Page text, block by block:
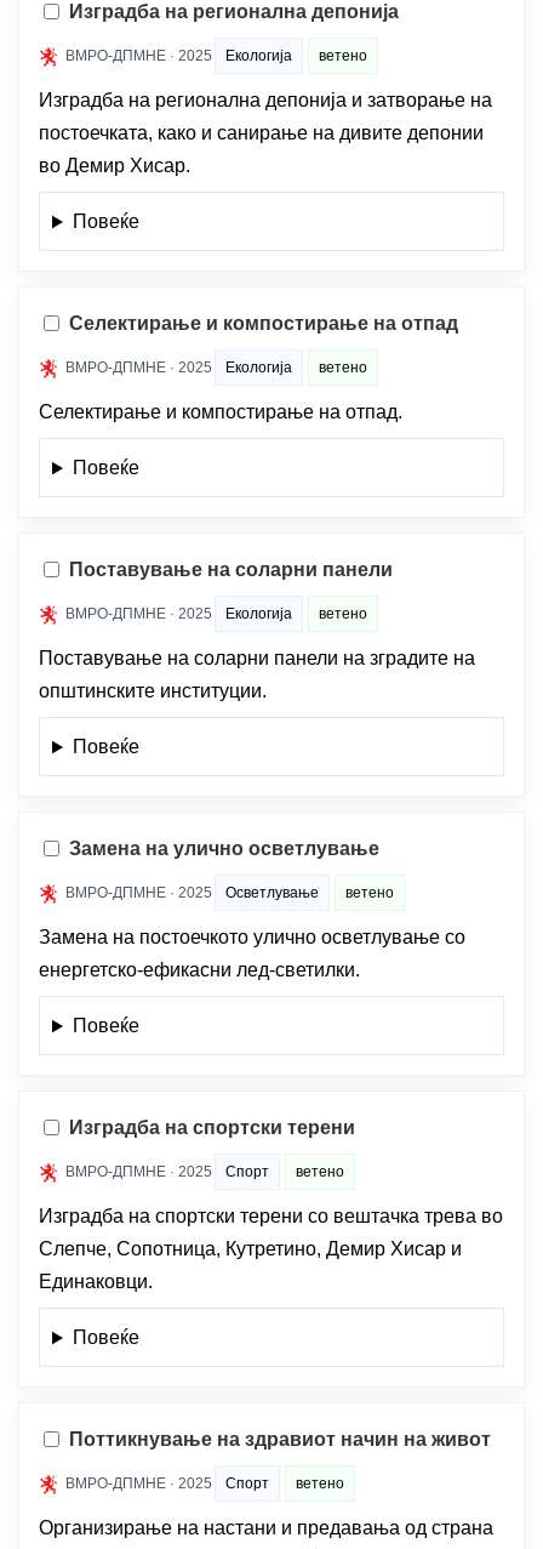
Изградба на регионална депонија
ВМРО-ДПМНЕ · 2025 Екологија ветено
Изградба на регионална депонија и затворање на
постоечката, како и санирање на дивите депонии
во Демир Хисар.
Повеќе
Селектирање и компостирање на отпад
ВМРО-ДПМНЕ · 2025 Екологија ветено
Селектирање и компостирање на отпад.
Повеќе
Поставување на соларни панели
ВМРО-ДПМНЕ · 2025 Екологија ветено
Поставување на соларни панели на зградите на
општинските институции.
Повеќе
Замена на улично осветлување
ВМРО-ДПМНЕ · 2025 Осветлување ветено
Замена на постоечкото улично осветлување со
енергетско-ефикасни лед-светилки.
Повеќе
Изградба на спортски терени
ВМРО-ДПМНЕ · 2025 Спорт ветено
Изградба на спортски терени со вештачка трева во
Слепче, Сопотница, Кутретино, Демир Хисар и
Единаковци.
Повеќе
Поттикнување на здравиот начин на живот
ВМРО-ДПМНЕ · 2025 Спорт ветено
Организирање на настани и предавања од страна